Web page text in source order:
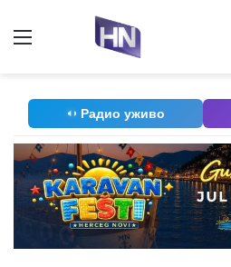
Радио уживо